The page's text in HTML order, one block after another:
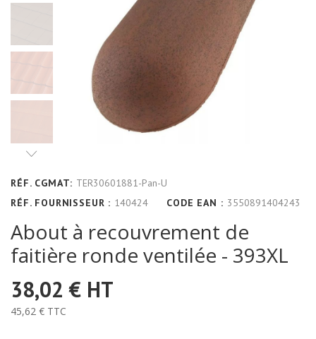
RÉF. CGMAT: TER30601881-Pan-U
RÉF. FOURNISSEUR : 140424 CODE EAN : 3550891404243
About à recouvrement de
faitière ronde ventilée - 393XL
38,02 € HT
45,62 € TTC